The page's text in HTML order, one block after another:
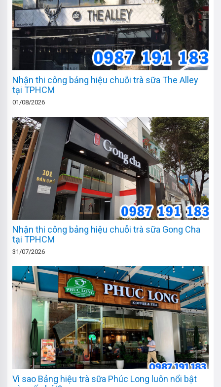
Nhận thi công bảng hiệu chuỗi trà sữa The Alley
tại TPHCM
01/08/2026
Nhận thi công bảng hiệu chuỗi trà sữa Gong Cha
tại TPHCM
31/07/2026
Vì sao Bảng hiệu trà sữa Phúc Long luôn nổi bật